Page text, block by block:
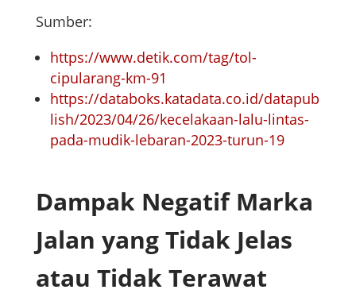
Sumber:
https://www.detik.com/tag/tol-
cipularang-km-91
https://databoks.katadata.co.id/datapub
lish/2023/04/26/kecelakaan-lalu-lintas-
pada-mudik-lebaran-2023-turun-19
Dampak Negatif Marka
Jalan yang Tidak Jelas
atau Tidak Terawat